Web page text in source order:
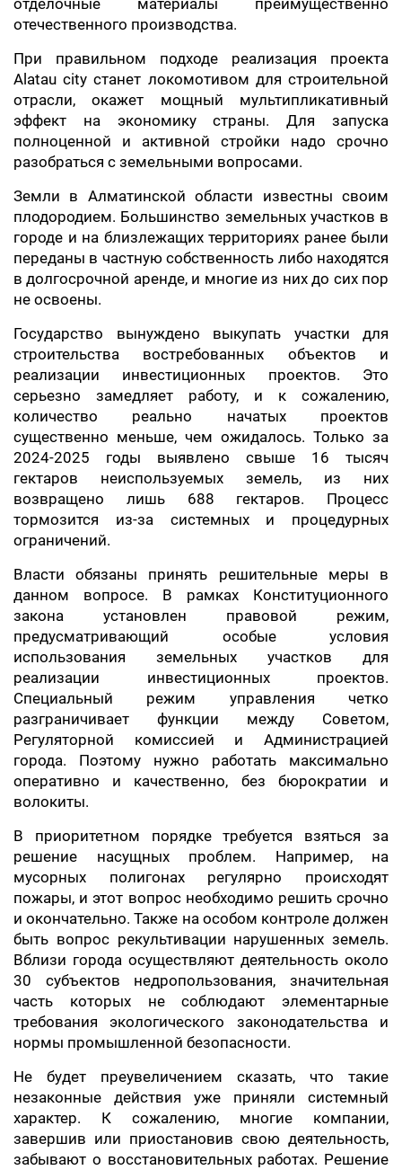
отделочные материалы преимущественно
отечественного производства.
При правильном подходе реализация проекта
Alatau city станет локомотивом для строительной
отрасли, окажет мощный мультипликативный
эффект на экономику страны. Для запуска
полноценной и активной стройки надо срочно
разобраться с земельными вопросами.
Земли в Алматинской области известны своим
плодородием. Большинство земельных участков в
городе и на близлежащих территориях ранее были
переданы в частную собственность либо находятся
в долгосрочной аренде, и многие из них до сих пор
не освоены.
Государство вынуждено выкупать участки для
строительства востребованных объектов и
реализации инвестиционных проектов. Это
серьезно замедляет работу, и к сожалению,
количество реально начатых проектов
существенно меньше, чем ожидалось. Только за
2024-2025 годы выявлено свыше 16 тысяч
гектаров неиспользуемых земель, из них
возвращено лишь 688 гектаров. Процесс
тормозится из-за системных и процедурных
ограничений.
Власти обязаны принять решительные меры в
данном вопросе. В рамках Конституционного
закона установлен правовой режим,
предусматривающий особые условия
использования земельных участков для
реализации инвестиционных проектов.
Специальный режим управления четко
разграничивает функции между Советом,
Регуляторной комиссией и Администрацией
города. Поэтому нужно работать максимально
оперативно и качественно, без бюрократии и
волокиты.
​В приоритетном порядке требуется взяться за
решение насущных проблем. Например, на
мусорных полигонах регулярно происходят
пожары, и этот вопрос необходимо решить срочно
и окончательно. Также на особом контроле должен
быть вопрос рекультивации нарушенных земель.
Вблизи города осуществляют деятельность около
30 субъектов недропользования, значительная
часть которых не соблюдают элементарные
требования экологического законодательства и
нормы промышленной безопасности.
Не будет преувеличением сказать, что такие
незаконные действия уже приняли системный
характер. К сожалению, многие компании,
завершив или приостановив свою деятельность,
забывают о восстановительных работах. Решение